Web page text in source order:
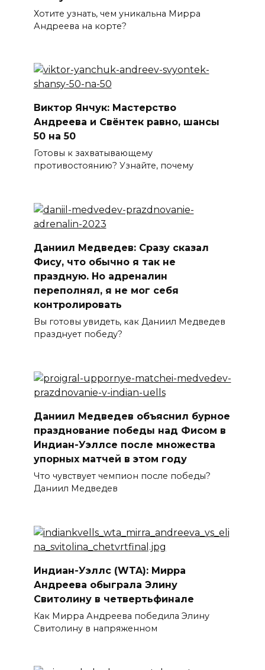
Хотите узнать, чем уникальна Мирра
Андреева на корте?
Виктор Янчук: Мастерство
Андреева и Свёнтек равно, шансы
50 на 50
Готовы к захватывающему
противостоянию? Узнайте, почему
Даниил Медведев: Сразу сказал
Фису, что обычно я так не
праздную. Но адреналин
переполнял, я не мог себя
контролировать
Вы готовы увидеть, как Даниил Медведев
празднует победу?
Даниил Медведев объяснил бурное
празднование победы над Фисом в
Индиан-Уэллсе после множества
упорных матчей в этом году
Что чувствует чемпион после победы?
Даниил Медведев
Индиан-Уэллс (WTA): Мирра
Андреева обыграла Элину
Свитолину в четвертьфинале
Как Мирра Андреева победила Элину
Свитолину в напряженном